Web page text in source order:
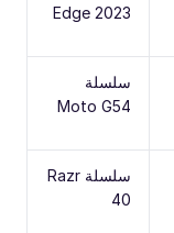
Edge 2023
سلسلة
Moto G54
سلسلة Razr
40